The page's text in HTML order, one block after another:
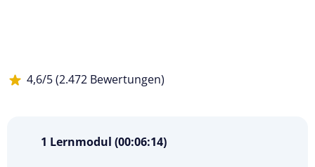
4,6/5 (2.472 Bewertungen)
1 Lernmodul (00:06:14)